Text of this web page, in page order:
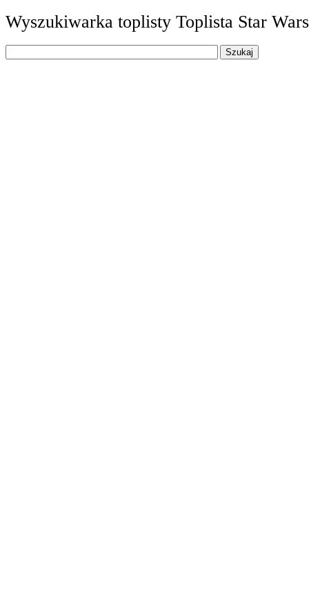
Wyszukiwarka toplisty Toplista Star Wars